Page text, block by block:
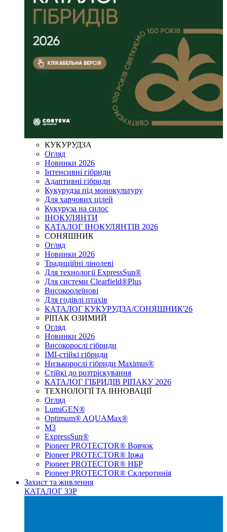
КУКУРУДЗА
Огляд
Новинки 2026
Інтенсивні гібриди
Адаптивні гібриди
Кукурудза під монокультуру
Для харчових цілей
Кукуруза на силос
ІНОКУЛЯНТИ
КАТАЛОГ ІНОКУЛЯНТІВ 2026
СОНЯШНИК
Огляд
Новинки 2026
Традиційні лінолеві
Для технології ExpressSun®
Для системи Clearfield®Plus
Високоолеїнові
Для годівлі птахів
КАТАЛОГ КУКУРУДЗА/СОНЯШНИК'26
РІПАК ОЗИМИЙ
Огляд
Новинки 2026
Високорослі гібриди
IMI-стійкі гібриди
Низькорослі гібриди Maximus®
Стійкі до розтріскування
КАТАЛОГ ГІБРИДІВ РІПАКУ 2026
ТЕХНОЛОГІЇ ТА ІННОВАЦІЇ
Огляд
LumiGEN®
Optimum® AQUAMax®
М3
ExpressSun®
Pioneer PROTECTOR® Вовчок
Pioneer PROTECTOR® Іржа
Pioneer PROTECTOR® НБР
Pioneer PROTECTOR® Склеротинія
Захист та живлення
КАТАЛОГ ЗЗР